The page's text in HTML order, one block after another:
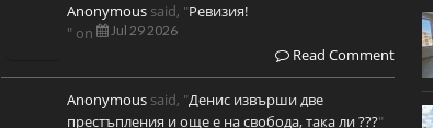
Anonymous said, "Ревизия!
" on
Jul 29 2026
Read Comment
Anonymous said, "Денис извърши две
престъпления и още е на свобода, така ли ???"